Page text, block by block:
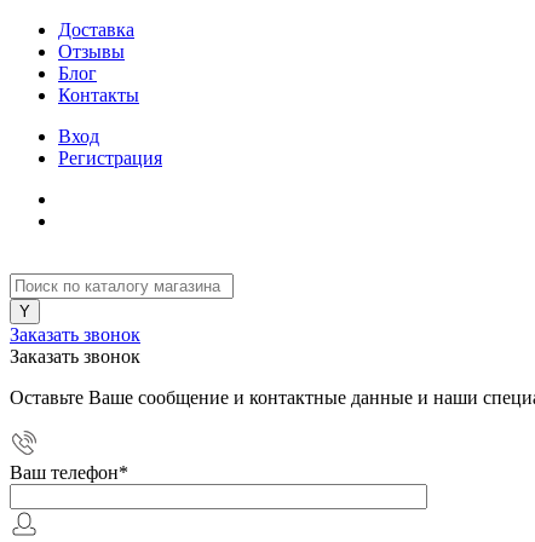
Доставка
Отзывы
Блог
Контакты
Вход
Регистрация
Заказать звонок
Заказать звонок
Оставьте Ваше сообщение и контактные данные и наши
Ваш телефон*